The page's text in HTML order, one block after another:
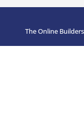
The Online Builders